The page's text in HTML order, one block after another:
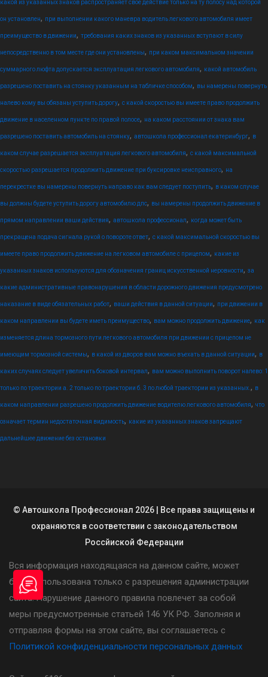
какой из указанных знаков распространяет свое действие только на ту полосу над которой
он установлен, при выполнении какого маневра водитель легкового автомобиля имеет
преимущество в движении, требования каких знаков из указанных вступают в силу
непосредственно в том месте где они установлены, при каком максимальном значении
суммарного люфта допускается эксплуатация легкового автомобиля, какой автомобиль
разрешено поставить на стоянку указанным на табличке способом, вы намерены повернуть
налево кому вы обязаны уступить дорогу, с какой скоростью вы имеете право продолжить
движение в населенном пункте по правой полосе, на каком расстоянии от знака вам
разрешено поставить автомобиль на стоянку, автошкола профессионал екатеринбург, в
каком случае разрешается эксплуатация легкового автомобиля, с какой максимальной
скоростью разрешается продолжить движение при буксировке неисправного, на
перекрестке вы намерены повернуть направо как вам следует поступить, в каком случае
вы должны будете уступить дорогу автомобилю дпс, вы намерены продолжить движение в
прямом направлении ваши действия, автошкола профессионал, когда может быть
прекращена подача сигнала рукой о повороте ответ, с какой максимальной скоростью вы
имеете право продолжить движение на легковом автомобиле с прицепом, какие из
указанных знаков используются для обозначения границ искусственной неровности, за
какие административные правонарушения в области дорожного движения предусмотрено
наказание в виде обязательных работ, ваши действия в данной ситуации, при движении в
каком направлении вы будете иметь преимущество, вам можно продолжить движение, как
изменяется длина тормозного пути легкового автомобиля при движении с прицепом не
имеющим тормозной системы, в какой из дворов вам можно въехать в данной ситуации, в
каких случаях следует увеличить боковой интервал, вам можно выполнить поворот налево: 1
только по траектории а. 2 только по траектории б. 3 по любой траектории из указанных. , в
каком направлении разрешено продолжить движение водителю легкового автомобиля, что
означает термин недостаточная видимость, какие из указанных знаков запрещают
дальнейшее движение без остановки
© Автошкола Профессионал 2026 | Все права защищены и
охраняются в соответствии с законодательством
Россйиской Федерации
Вся информация находящаяся на данном сайте, может
быть использована только с разрешения администрации
сайта. Нарушение данного правила повлечет за собой
меры предусмотренные статьей 146 УК РФ. Заполняя и
отправляя формы на этом сайте, вы соглашаетесь с
Политикой конфиденциальности персональных данных